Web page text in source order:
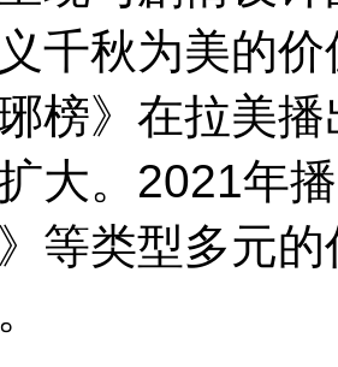
千秋为美的
榜》在拉美
大。2021年
等类型多元